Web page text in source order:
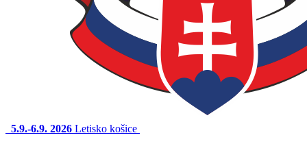
5.9.-6.9. 2026 Letisko košice